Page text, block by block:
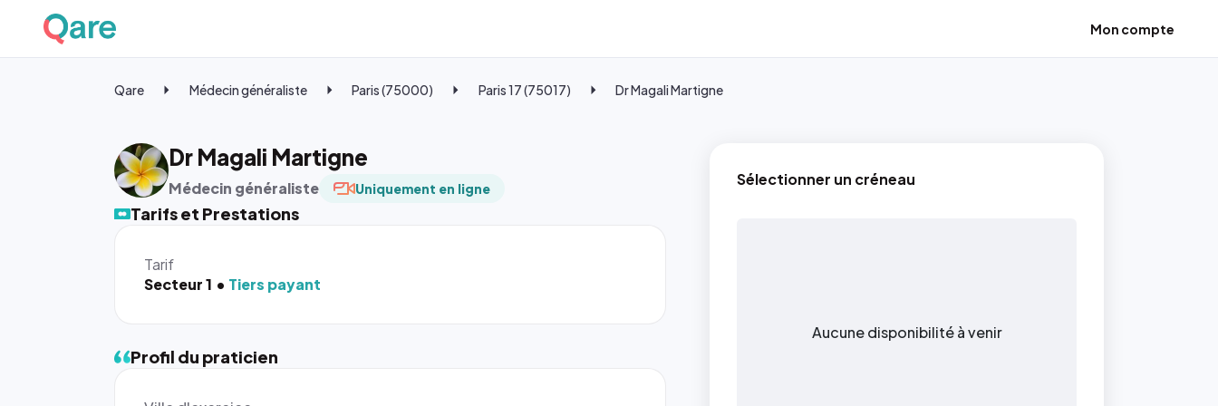
Mon compte
Qare Médecin généraliste Paris (75000) Paris 17 (75017) Dr Magali Martigne
Dr Magali Martigne
Médecin généraliste Uniquement en ligne
Tarifs et Prestations
Tarif
Secteur 1
Tiers payant
Sélectionner un créneau
Aucune disponibilité à venir
Profil du praticien